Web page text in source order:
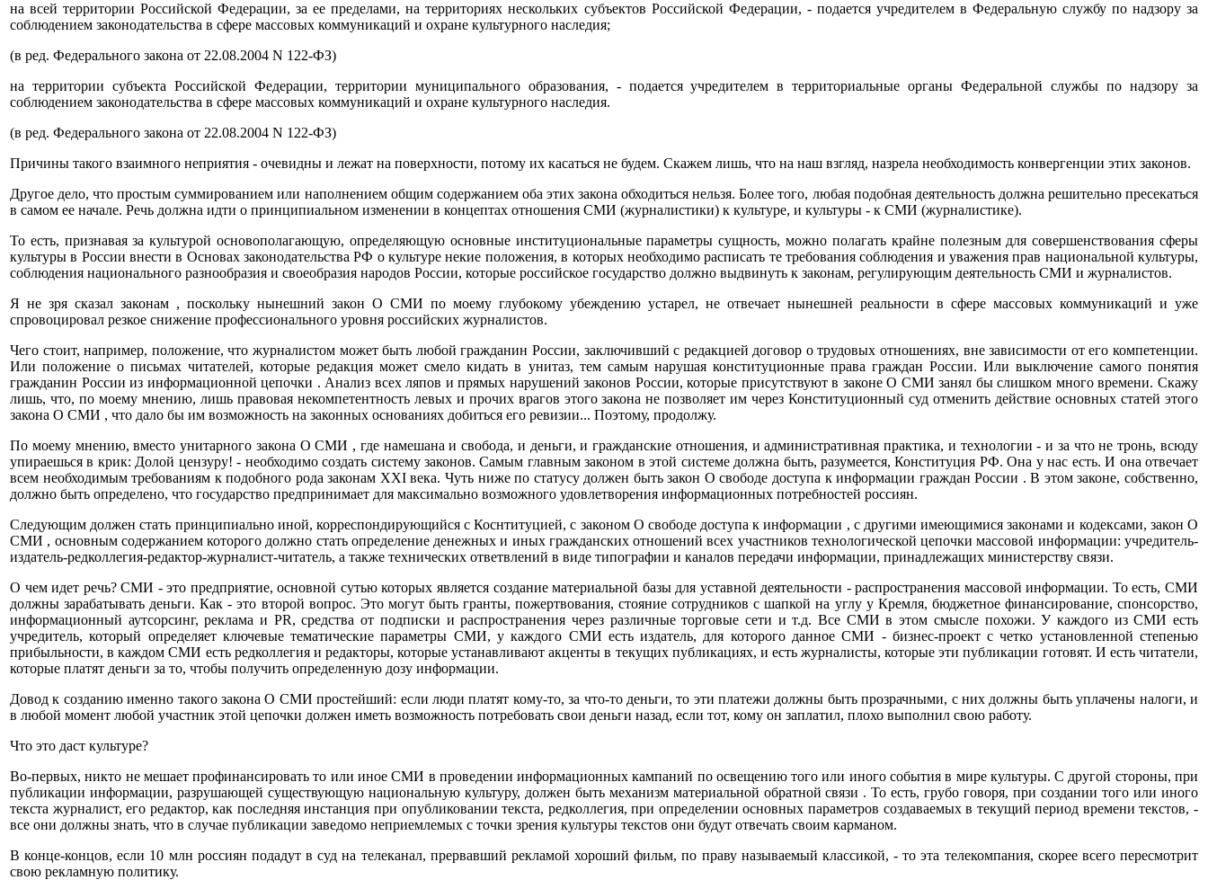
на всей территории Российской Федерации, за ее пределами, на территориях нескольких субъектов Российской Федерации, - подается учредителем в Федеральную службу по надзору за
соблюдением законодательства в сфере массовых коммуникаций и охране культурного наследия;
(в ред. Федерального закона от 22.08.2004 N 122-ФЗ)
на территории субъекта Российской Федерации, территории муниципального образования, - подается учредителем в территориальные органы Федеральной службы по надзору за
соблюдением законодательства в сфере массовых коммуникаций и охране культурного наследия.
(в ред. Федерального закона от 22.08.2004 N 122-ФЗ)
Причины такого взаимного неприятия - очевидны и лежат на поверхности, потому их касаться не будем. Скажем лишь, что на наш взгляд, назрела необходимость конвергенции этих законов.
Другое дело, что простым суммированием или наполнением общим содержанием оба этих закона обходиться нельзя. Более того, любая подобная деятельность должна решительно пресекаться
в самом ее начале. Речь должна идти о принципиальном изменении в концептах отношения СМИ (журналистики) к культуре, и культуры - к СМИ (журналистике).
То есть, признавая за культурой основополагающую, определяющую основные институциональные параметры сущность, можно полагать крайне полезным для совершенствования сферы
культуры в России внести в Основах законодательства РФ о культуре некие положения, в которых необходимо расписать те требования соблюдения и уважения прав национальной культуры,
соблюдения национального разнообразия и своеобразия народов России, которые российское государство должно выдвинуть к законам, регулирующим деятельность СМИ и журналистов.
Я не зря сказал законам , поскольку нынешний закон О СМИ по моему глубокому убеждению устарел, не отвечает нынешней реальности в сфере массовых коммуникаций и уже
спровоцировал резкое снижение профессионального уровня российских журналистов.
Чего стоит, например, положение, что журналистом может быть любой гражданин России, заключивший с редакцией договор о трудовых отношениях, вне зависимости от его компетенции.
Или положение о письмах читателей, которые редакция может смело кидать в унитаз, тем самым нарушая конституционные права граждан России. Или выключение самого понятия
гражданин России из информационной цепочки . Анализ всех ляпов и прямых нарушений законов России, которые присутствуют в законе О СМИ занял бы слишком много времени. Скажу
лишь, что, по моему мнению, лишь правовая некомпетентность левых и прочих врагов этого закона не позволяет им через Конституционный суд отменить действие основных статей этого
закона О СМИ , что дало бы им возможность на законных основаниях добиться его ревизии... Поэтому, продолжу.
По моему мнению, вместо унитарного закона О СМИ , где намешана и свобода, и деньги, и гражданские отношения, и административная практика, и технологии - и за что не тронь, всюду
упираешься в крик: Долой цензуру! - необходимо создать систему законов. Самым главным законом в этой системе должна быть, разумеется, Конституция РФ. Она у нас есть. И она отвечает
всем необходимым требованиям к подобного рода законам XXI века. Чуть ниже по статусу должен быть закон О свободе доступа к информации граждан России . В этом законе, собственно,
должно быть определено, что государство предпринимает для максимально возможного удовлетворения информационных потребностей россиян.
Следующим должен стать принципиально иной, корреспондирующийся с Коснтитуцией, с законом О свободе доступа к информации , с другими имеющимися законами и кодексами, закон О
СМИ , основным содержанием которого должно стать определение денежных и иных гражданских отношений всех участников технологической цепочки массовой информации: учредитель-
издатель-редколлегия-редактор-журналист-читатель, а также технических ответвлений в виде типографии и каналов передачи информации, принадлежащих министерству связи.
О чем идет речь? СМИ - это предприятие, основной сутью которых является создание материальной базы для уставной деятельности - распространения массовой информации. То есть, СМИ
должны зарабатывать деньги. Как - это второй вопрос. Это могут быть гранты, пожертвования, стояние сотрудников с шапкой на углу у Кремля, бюджетное финансирование, спонсорство,
информационный аутсорсинг, реклама и PR, средства от подписки и распространения через различные торговые сети и т.д. Все СМИ в этом смысле похожи. У каждого из СМИ есть
учредитель, который определяет ключевые тематические параметры СМИ, у каждого СМИ есть издатель, для которого данное СМИ - бизнес-проект с четко установленной степенью
прибыльности, в каждом СМИ есть редколлегия и редакторы, которые устанавливают акценты в текущих публикациях, и есть журналисты, которые эти публикации готовят. И есть читатели,
которые платят деньги за то, чтобы получить определенную дозу информации.
Довод к созданию именно такого закона О СМИ простейший: если люди платят кому-то, за что-то деньги, то эти платежи должны быть прозрачными, с них должны быть уплачены налоги, и
в любой момент любой участник этой цепочки должен иметь возможность потребовать свои деньги назад, если тот, кому он заплатил, плохо выполнил свою работу.
Что это даст культуре?
Во-первых, никто не мешает профинансировать то или иное СМИ в проведении информационных кампаний по освещению того или иного события в мире культуры. С другой стороны, при
публикации информации, разрушающей существующую национальную культуру, должен быть механизм материальной обратной связи . То есть, грубо говоря, при создании того или иного
текста журналист, его редактор, как последняя инстанция при опубликовании текста, редколлегия, при определении основных параметров создаваемых в текущий период времени текстов, -
все они должны знать, что в случае публикации заведомо неприемлемых с точки зрения культуры текстов они будут отвечать своим карманом.
В конце-концов, если 10 млн россиян подадут в суд на телеканал, прервавший рекламой хороший фильм, по праву называемый классикой, - то эта телекомпания, скорее всего пересмотрит
свою рекламную политику.